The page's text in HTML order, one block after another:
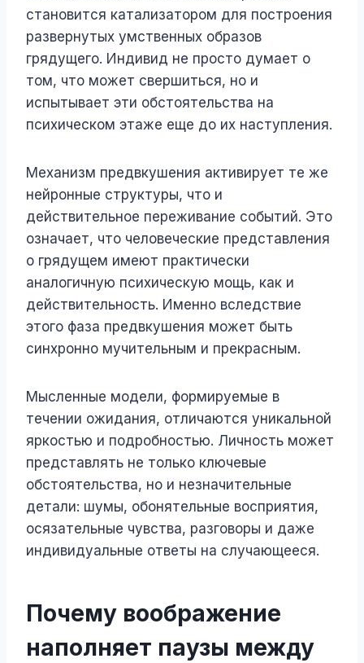
становится катализатором для построения
развернутых умственных образов
грядущего. Индивид не просто думает о
том, что может свершиться, но и
испытывает эти обстоятельства на
психическом этаже еще до их наступления.
Механизм предвкушения активирует те же
нейронные структуры, что и
действительное переживание событий. Это
означает, что человеческие представления
о грядущем имеют практически
аналогичную психическую мощь, как и
действительность. Именно вследствие
этого фаза предвкушения может быть
синхронно мучительным и прекрасным.
Мысленные модели, формируемые в
течении ожидания, отличаются уникальной
яркостью и подробностью. Личность может
представлять не только ключевые
обстоятельства, но и незначительные
детали: шумы, обонятельные восприятия,
осязательные чувства, разговоры и даже
индивидуальные ответы на случающееся.
Почему воображение
наполняет паузы между